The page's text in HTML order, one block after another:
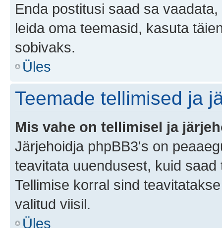
Enda postitusi saad sa
leida oma teemasid, kasuta
sobivaks.
Üles
Teemade tellimised ja
Mis vahe on tellimisel ja
Järjehoidja phpBB3's on
teavitata uuendusest, kuid
Tellimise korral sind
valitud viisil.
Üles